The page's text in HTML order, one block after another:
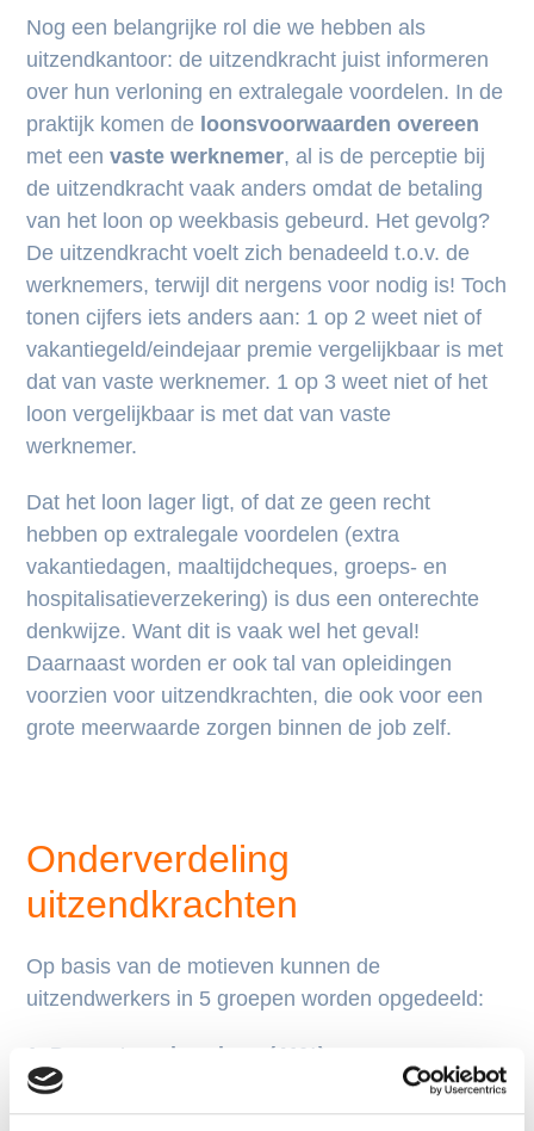
Nog een belangrijke rol die we hebben als
uitzendkantoor: de uitzendkracht juist informeren
over hun verloning en extralegale voordelen. In de
praktijk komen de loonsvoorwaarden overeen
met eenvaste werknemer, al is de perceptie bij
de uitzendkracht vaak anders omdat de betaling
van het loon op weekbasis gebeurd. Het gevolg?
De uitzendkracht voelt zich benadeeld t.o.v. de
werknemers, terwijl dit nergens voor nodig is! Toch
tonen cijfers iets anders aan: 1 op 2 weet niet of
vakantiegeld/eindejaar premie vergelijkbaar is met
dat van vaste werknemer. 1 op 3 weet niet of het
loon vergelijkbaar is met dat van vaste
werknemer.
Dat het loon lager ligt, of dat ze geen recht
hebben op extralegale voordelen (extra
vakantiedagen, maaltijdcheques, groeps- en
hospitalisatieverzekering) is dus een onterechte
denkwijze. Want dit is vaak wel het geval!
Daarnaast worden er ook tal van opleidingen
voorzien voor uitzendkrachten, die ook voor een
grote meerwaarde zorgen binnen de job zelf.
Onderverdeling
uitzendkrachten
Op basis van de motieven kunnen de
uitzendwerkers in 5 groepen worden opgedeeld:
1. De vast-werkzoekers (41%)
Het belangrijkste motief van deze groep: snel vast
werk vinden en het gezin onderhouden. Deze